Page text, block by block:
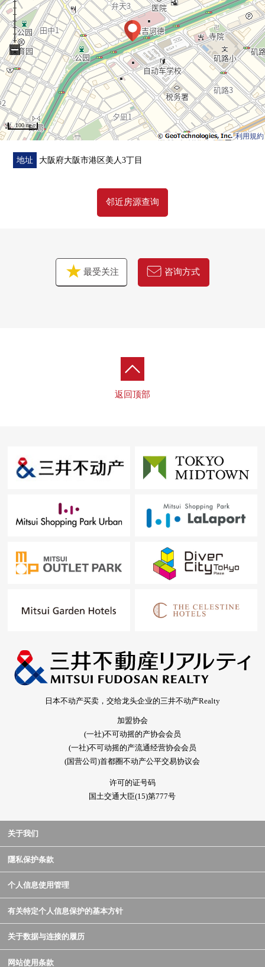
利用規約
100 m
−
地址 大阪府大阪市港区美人3丁目
邻近房源查询
最受关注 咨询方式
返回顶部
日本不动产买卖，交给龙头企业的三井不动产Realty
加盟协会
(一社)不可动摇的产协会会员
(一社)不可动摇的产流通经营协会会员
(国营公司)首都圈不动产公平交易协议会
许可的证号码
国土交通大臣(15)第777号
关于我们
隱私保护条款
个人信息使用管理
有关特定个人信息保护的基本方针
关于数据与连接的履历
网站使用条款